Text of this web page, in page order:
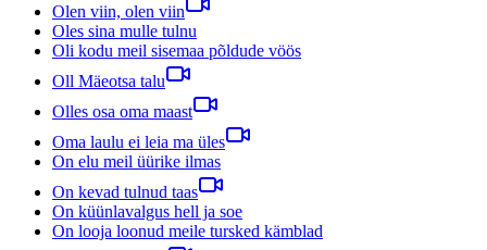
Olen viin, olen viin
Oles sina mulle tulnu
Oli kodu meil sisemaa põldude vöös
Oll Mäeotsa talu
Olles osa oma maast
Oma laulu ei leia ma üles
On elu meil üürike ilmas
On kevad tulnud taas
On küünlavalgus hell ja soe
On looja loonud meile tursked kämblad